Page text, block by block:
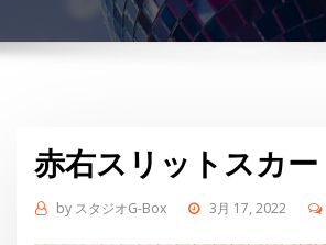
赤右スリットスカー
by スタジオG-Box 3月 17, 2022